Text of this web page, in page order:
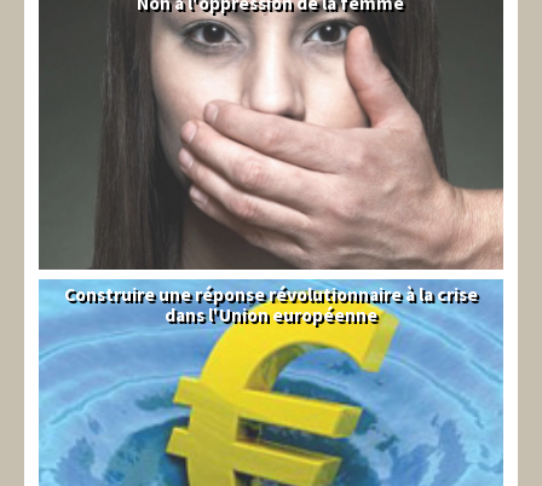
Syndical
Construire une réponse révolutionnaire à la crise
dans l'Union européenne